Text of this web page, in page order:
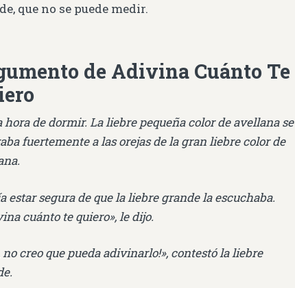
que no se puede medir.
de Adivina Cuánto Te
hora de dormir. La liebre pequeña color de avellana se
fuertemente a las orejas de la gran liebre color de
estar segura de que la liebre grande la escuchaba.
cuánto te quiero», le dijo.
no creo que pueda adivinarlo!», contestó la liebre